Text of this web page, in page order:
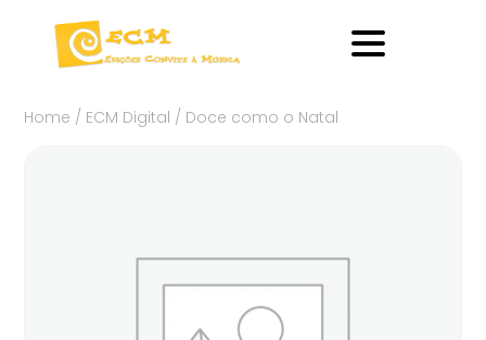
Home / ECM Digital / Doce como o Natal